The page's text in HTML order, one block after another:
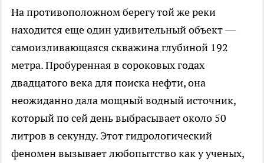
На противоположном берегу той же реки
находится еще один удивительный объект —
самоизливающаяся скважина глубиной 192
метра. Пробуренная в сороковых годах
двадцатого века для поиска нефти, она
неожиданно дала мощный водный источник,
который по сей день выбрасывает около 50
литров в секунду. Этот гидрологический
феномен вызывает любопытство как у ученых,